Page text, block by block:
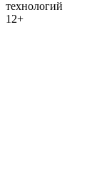
технологий
12+